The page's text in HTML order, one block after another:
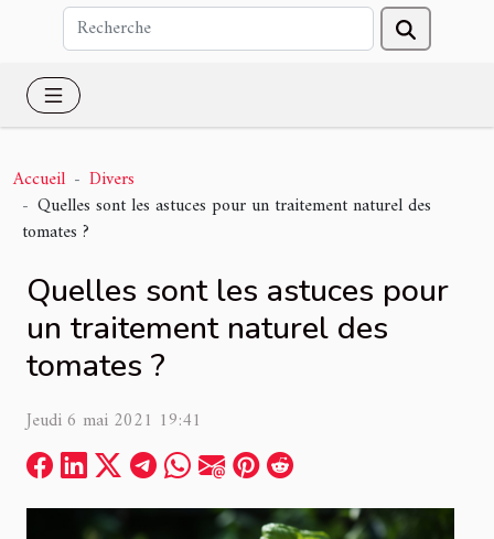
Accueil
Divers
Quelles sont les astuces pour un traitement naturel des
tomates ?
Quelles sont les astuces pour
un traitement naturel des
tomates ?
Jeudi 6 mai 2021 19:41